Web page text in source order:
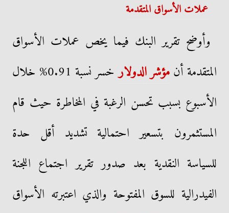
عملات الأسواق المتقدمة
وأوضح تقرير البنك فيما يخص عملات الأسواق
المتقدمة أنمؤشرالدولار
خسر نسبة 0.91% خلال
الأسبوع بسبب تحسن الرغبة في المخاطرة حيث قام
المستثمرون بتسعير احتمالية تشديد أقل حدة
للسياسة النقدية بعد صدور تقرير اجتماع اللجنة
الفيدرالية للسوق المفتوحة والذي اعتبرته الأسواق